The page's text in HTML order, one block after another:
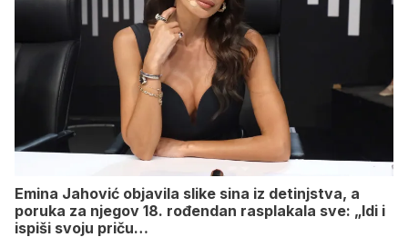
Emina Jahović objavila slike sina iz detinjstva, a
poruka za njegov 18. rođendan rasplakala sve: „Idi i
ispiši svoju priču…